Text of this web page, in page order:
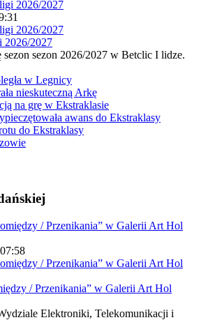
2026/2027
sezon sezon 2026/2027 w Betclic I lidze.
w Legnicy
nieskuteczną Arkę
na grę w Ekstraklasie
awans do Ekstraklasy
do Ekstraklasy
/ Przenikania” w Galerii Art Hol
Elektroniki, Telekomunikacji i